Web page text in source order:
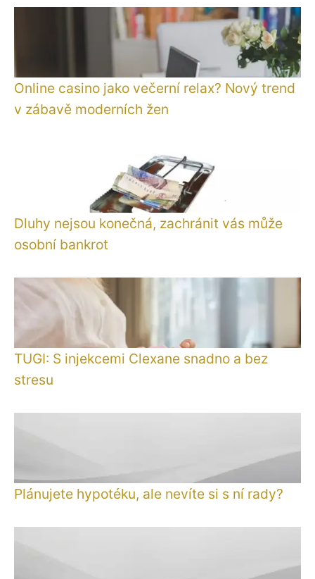
Online casino jako večerní relax? Nový trend
v zábavě moderních žen
Dluhy nejsou konečná, zachránit vás může
osobní bankrot
TUGI: S injekcemi Clexane snadno a bez
stresu
Plánujete hypotéku, ale nevíte si s ní rady?